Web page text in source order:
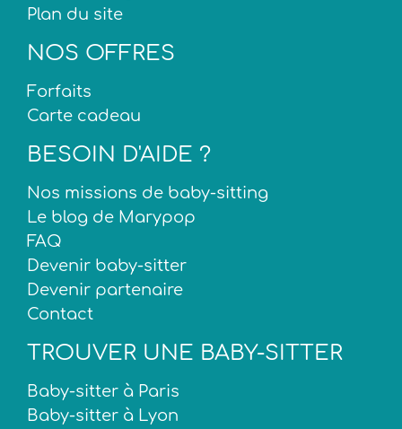
Plan du site
NOS OFFRES
Forfaits
Carte cadeau
BESOIN D'AIDE ?
Nos missions de baby-sitting
Le blog de Marypop
FAQ
Devenir baby-sitter
Devenir partenaire
Contact
TROUVER UNE BABY-SITTER
Baby-sitter à Paris
Baby-sitter à Lyon